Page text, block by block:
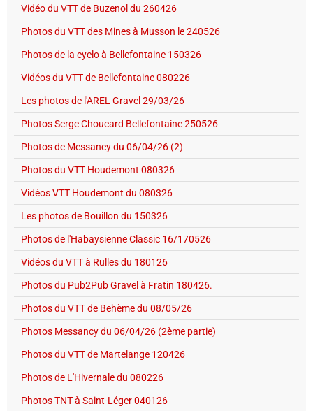
Vidéo du VTT de Buzenol du 260426
Photos du VTT des Mines à Musson le 240526
Photos de la cyclo à Bellefontaine 150326
Vidéos du VTT de Bellefontaine 080226
Les photos de l'AREL Gravel 29/03/26
Photos Serge Choucard Bellefontaine 250526
Photos de Messancy du 06/04/26 (2)
Photos du VTT Houdemont 080326
Vidéos VTT Houdemont du 080326
Les photos de Bouillon du 150326
Photos de l'Habaysienne Classic 16/170526
Vidéos du VTT à Rulles du 180126
Photos du Pub2Pub Gravel à Fratin 180426.
Photos du VTT de Behème du 08/05/26
Photos Messancy du 06/04/26 (2ème partie)
Photos du VTT de Martelange 120426
Photos de L'Hivernale du 080226
Photos TNT à Saint-Léger 040126